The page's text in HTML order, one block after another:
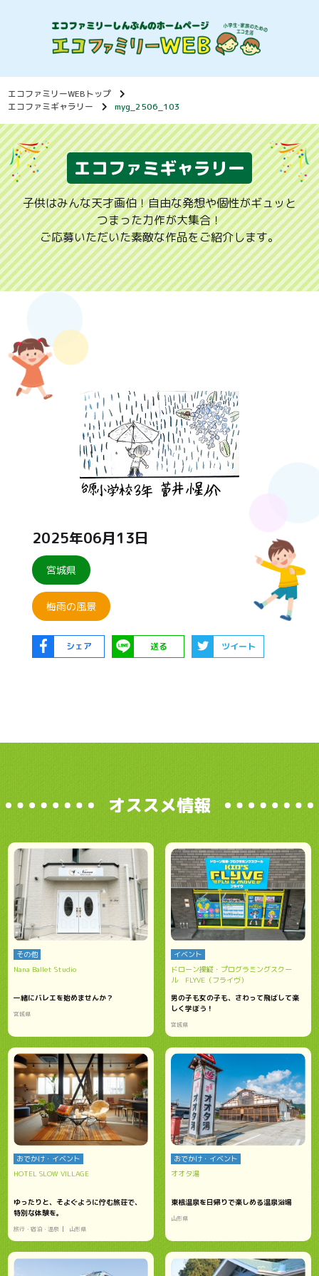
エコファミリーWEBトップ
エコファミギャラリー
myg_2506_103
エコファミギャラリー
子供はみんな天才画伯！自由な発想や個性がギュッと
つまった力作が大集合！
ご応募いただいた素敵な作品をご紹介します。
2025年06月13日
宮城県
梅雨の風景
シェア 送る ツイート
オススメ情報
その他
Nana Ballet Studio
一緒にバレエを始めませんか？
宮城県
イベント
ドローン操縦・プログラミングスクー
ル FLYVE（フライヴ）
男の子も女の子も、さわって飛ばして楽
しく学ぼう！
宮城県
おでかけ・イベント
HOTEL SLOW VILLAGE
ゆったりと、そよぐように佇む旅荘で、
特別な体験を。
旅行・宿泊・温泉 山形県
おでかけ・イベント
オオタ湯
東根温泉を日帰りで楽しめる温泉浴場
山形県